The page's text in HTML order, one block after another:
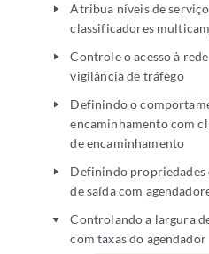
play_arrow
Atribua níveis de
classificadores
play_arrow
Controle o acesso à
vigilância de tráfego
play_arrow
Definindo o
encaminhamento com
de encaminhamento
play_arrow
Definindo propriedades
de saída com
play_arrow
Controlando a largura
com taxas do agendador